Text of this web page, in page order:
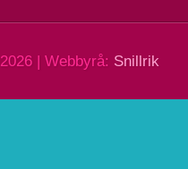
2026 | Webbyrå: Snillrik